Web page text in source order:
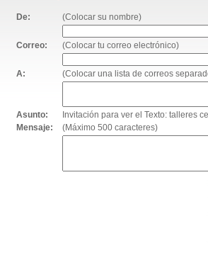
De: (Colocar su nombre)
Correo: (Colocar tu correo electrónico)
A: (Colocar una lista de correos
Asunto:
Invitación para ver el Texto: talleres
Mensaje:
(Máximo 500 caracteres)